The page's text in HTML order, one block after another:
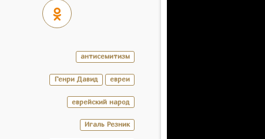
антисемитизм
Генри Давид евреи
еврейский народ
Игаль Резник